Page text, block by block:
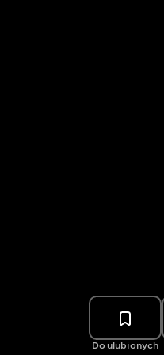
Do ulubionych